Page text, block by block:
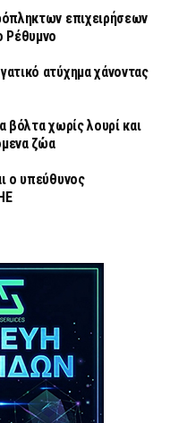
επιχειρήσεων
Ρέθυμνο
ατύχημα χάνοντας
βόλτα χωρίς λουρί και
ζώα
ο υπεύθυνος